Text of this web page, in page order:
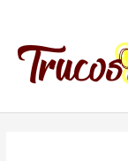
contenido